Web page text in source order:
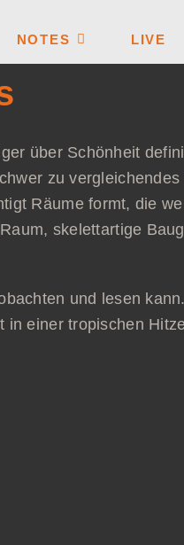
NOTES LIVE
über Schönheit
zu
Räume formt, die
skelettartige
und lesen
in einer tropischen